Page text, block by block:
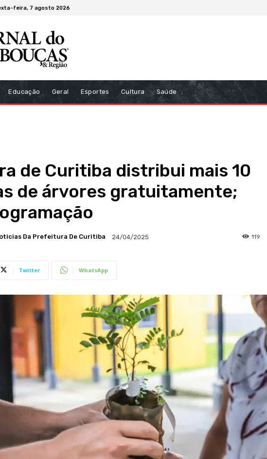
feira, 7 agosto 2026
Educação Geral Esportes Cultura Saúde
de Curitiba distribui mais 10
de árvores gratuitamente;
Da Prefeitura De Curitiba 24/04/2025 119
Twitter WhatsApp